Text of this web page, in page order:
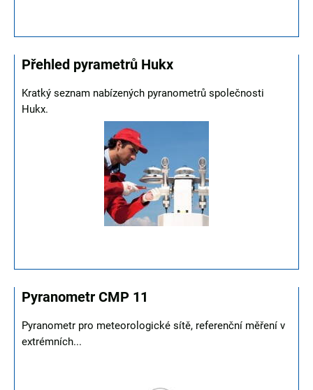
Přehled pyrametrů Hukx
Kratký seznam nabízených pyranometrů společnosti
Hukx.
Pyranometr CMP 11
Pyranometr pro meteorologické sítě, referenční měření v
extrémních...